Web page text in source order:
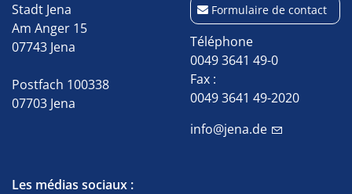
Stadt Jena
Am Anger 15
07743 Jena
Postfach 100338
07703 Jena
Formulaire de contact
Téléphone
0049 3641 49-0
Fax :
0049 3641 49-2020
info@jena.de
Les médias sociaux :